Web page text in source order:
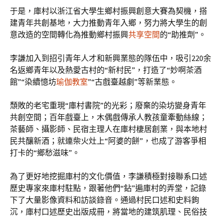
于是，庫村以浙江省大學生鄉村振興創意大賽為契機，搭
建青年共創基地，大力推動青年入鄉，努力將大學生的創
意改造的空間轉化為推動鄉村振興共享空間的“助推劑”。
李謙加入到招引青年人才和新興業態的隊伍中，吸引220余
名返鄉青年以及熱愛古村的“新村民”，打造了“妙啊茶酒
館”“染續憶坊瑜伽教室”“古戲臺越劇”等新業態。
頹敗的老宅重現“庫村書院”的光彩；廢棄的染坊變身青年
共創空間；百年戲臺上，木偶戲傳承人教孩童牽動絲線；
茶藝師、攝影師、民宿主理人在庫村棲居創業，與本地村
民共釀新酒；就連柴火灶上“阿婆的餅”，也成了游客爭相
打卡的“鄉愁滋味”。
為了更好地挖掘庫村的文化價值，李謙積極對接聯系口述
歷史專家來庫村駐點，跟著他們“鉆”遍庫村的弄堂，記錄
下了大量影像資料和訪談錄音。通過村民口述和史料鉤
沉，庫村口述歷史出版成冊，將當地的建筑肌理、民俗技